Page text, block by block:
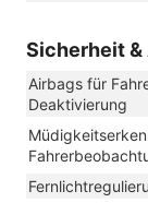
Sicherheit
Airbags für
Deaktivierung